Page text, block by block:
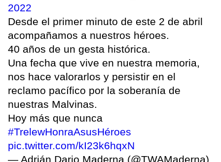
2022
Desde el primer minuto de este 2 de abril
acompañamos a nuestros héroes.
40 años de un gesta histórica.
Una fecha que vive en nuestra memoria,
nos hace valorarlos y persistir en el
reclamo pacífico por la soberanía de
nuestras Malvinas.
Hoy más que nunca
#TrelewHonraAsusHéroes
pic.twitter.com/kI23k6hqxN
— Adrián Dario Maderna (@TWAMaderna)